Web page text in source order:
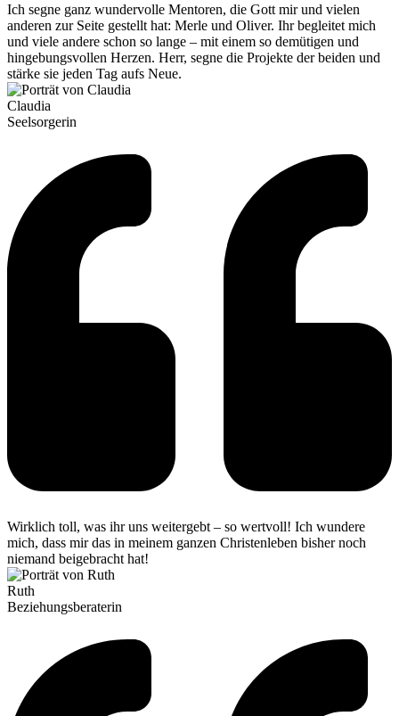
Ich segne ganz wundervolle Mentoren, die Gott mir und vielen
anderen zur Seite gestellt hat: Merle und Oliver. Ihr begleitet mich
und viele andere schon so lange – mit einem so demütigen und
hingebungsvollen Herzen. Herr, segne die Projekte der beiden und
stärke sie jeden Tag aufs Neue.
Claudia
Seelsorgerin
Wirklich toll, was ihr uns weitergebt – so wertvoll! Ich wundere
mich, dass mir das in meinem ganzen Christenleben bisher noch
niemand beigebracht hat!
Ruth
Beziehungsberaterin